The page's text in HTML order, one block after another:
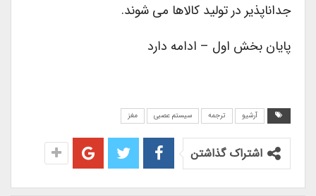
جداناپذیر در تولید کالاها می شوند.
پایان بخش اول – ادامه دارد
آرشیو ترجمه سیستم عصبی مغز
اشتراک گذاشتن